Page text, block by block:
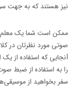
نیز هستند که به جهت
ممکن است شما یک معلم
صوتی مورد نظرتان در
آنجایی که استفاده از
را به استفاده از ضبط
سفر بخواهید از